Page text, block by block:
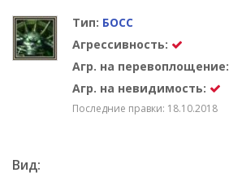
Тип: БОСС
Агрессивность:
Агр. на перевоплощение:
Агр. на невидимость:
Последние правки: 18.10.2018
Вид: